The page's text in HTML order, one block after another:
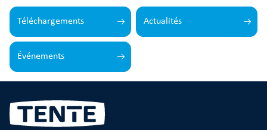
Téléchargements Actualités
Événements